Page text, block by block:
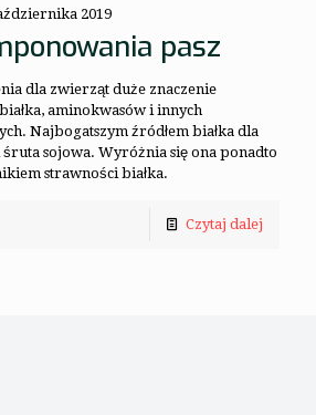
2019
pasz
dla zwierząt duże znaczenie
aminokwasów i innych
Najbogatszym źródłem białka dla
sojowa. Wyróżnia się ona ponadto
strawności białka.
Czytaj dalej